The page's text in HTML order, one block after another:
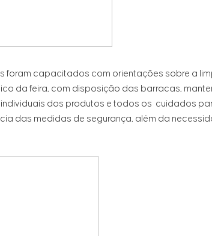
foram capacitados com orientações sobre a
da feira, com disposição das barracas,
dos produtos e todos os cuidados
das medidas de segurança, além da